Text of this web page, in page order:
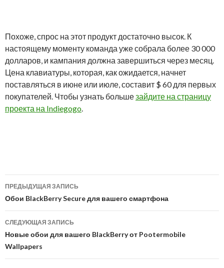
Похоже, спрос на этот продукт достаточно высок. К
настоящему моменту команда уже собрала более 30 000
долларов, и кампания должна завершиться через месяц.
Цена клавиатуры, которая, как ожидается, начнет
поставляться в июне или июле, составит $ 60 для первых
покупателей. Чтобы узнать большезайдите на страницу
проекта на Indiegogo.
Навигация
по
записям
ПРЕДЫДУЩАЯ ЗАПИСЬ
Обои BlackBerry Secure для вашего смартфона
СЛЕДУЮЩАЯ ЗАПИСЬ
Новые обои для вашего BlackBerry от Pootermobile
Wallpapers